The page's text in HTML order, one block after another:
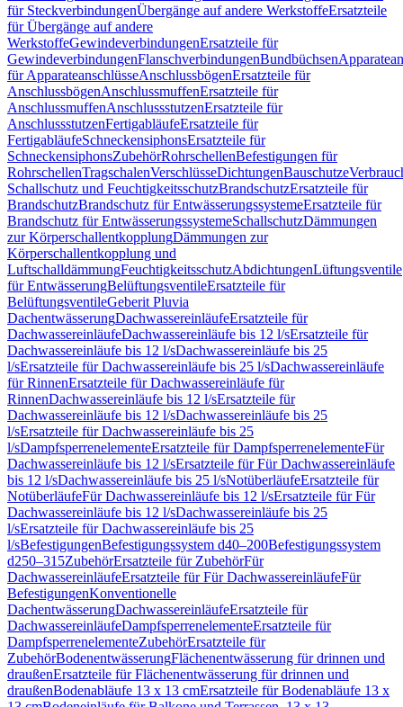
für SteckverbindungenÜbergänge auf andere WerkstoffeErsatzteile
für Übergänge auf andere
WerkstoffeGewindeverbindungenErsatzteile für
GewindeverbindungenFlanschverbindungenBundbüchsen
für ApparateanschlüsseAnschlussbögenErsatzteile für
AnschlussbögenAnschlussmuffenErsatzteile für
AnschlussmuffenAnschlussstutzenErsatzteile für
AnschlussstutzenFertigabläufeErsatzteile für
FertigabläufeSchneckensiphonsErsatzteile für
SchneckensiphonsZubehörRohrschellenBefestigungen für
RohrschellenTragschalenVerschlüsseDichtungenBauschutze
Schallschutz und FeuchtigkeitsschutzBrandschutzErsatzteile für
BrandschutzBrandschutz für EntwässerungssystemeErsatzteile für
Brandschutz für EntwässerungssystemeSchallschutzDämmungen
zur KörperschallentkopplungDämmungen zur
Körperschallentkopplung und
LuftschalldämmungFeuchtigkeitsschutzAbdichtungenLüftungsventile
für EntwässerungBelüftungsventileErsatzteile für
BelüftungsventileGeberit Pluvia
DachentwässerungDachwassereinläufeErsatzteile für
DachwassereinläufeDachwassereinläufe bis 12 l/sErsatzteile für
Dachwassereinläufe bis 12 l/sDachwassereinläufe bis 25
l/sErsatzteile für Dachwassereinläufe bis 25 l/sDachwassereinläufe
für RinnenErsatzteile für Dachwassereinläufe für
RinnenDachwassereinläufe bis 12 l/sErsatzteile für
Dachwassereinläufe bis 12 l/sDachwassereinläufe bis 25
l/sErsatzteile für Dachwassereinläufe bis 25
l/sDampfsperrenelementeErsatzteile für DampfsperrenelementeFür
Dachwassereinläufe bis 12 l/sErsatzteile für Für Dachwassereinläufe
bis 12 l/sDachwassereinläufe bis 25 l/sNotüberläufeErsatzteile für
NotüberläufeFür Dachwassereinläufe bis 12 l/sErsatzteile für Für
Dachwassereinläufe bis 12 l/sDachwassereinläufe bis 25
l/sErsatzteile für Dachwassereinläufe bis 25
l/sBefestigungenBefestigungssystem d40–200Befestigungssystem
d250–315ZubehörErsatzteile für ZubehörFür
DachwassereinläufeErsatzteile für Für DachwassereinläufeFür
BefestigungenKonventionelle
DachentwässerungDachwassereinläufeErsatzteile für
DachwassereinläufeDampfsperrenelementeErsatzteile für
DampfsperrenelementeZubehörErsatzteile für
ZubehörBodenentwässerungFlächenentwässerung für drinnen und
draußenErsatzteile für Flächenentwässerung für drinnen und
draußenBodenabläufe 13 x 13 cmErsatzteile für Bodenabläufe 13 x